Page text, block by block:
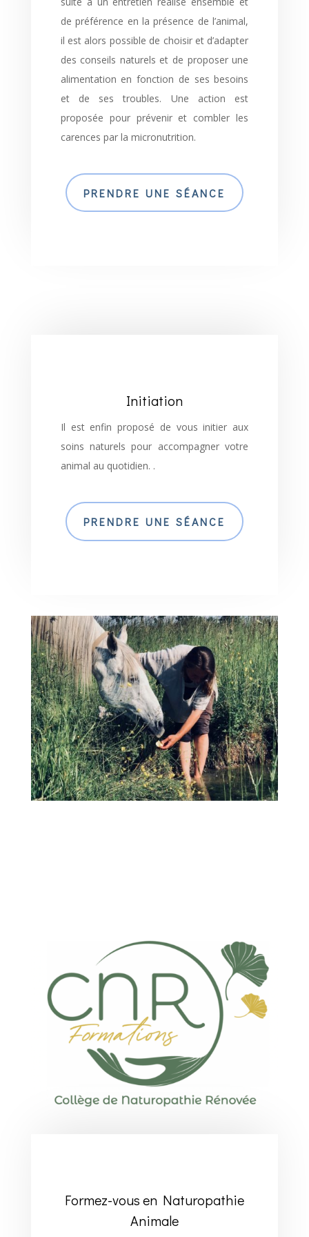
de préférence en la présence de l’animal,
il est alors possible de choisir et d’adapter
des conseils naturels et de proposer une
alimentation en fonction de ses besoins
et de ses troubles. Une action est
proposée pour prévenir et combler les
carences par la micronutrition.
PRENDRE UNE SÉANCE
Initiation
Il est enfin proposé de vous initier aux
soins naturels pour accompagner votre
animal au quotidien. .
PRENDRE UNE SÉANCE
Formez-vous en Naturopathie
Animale